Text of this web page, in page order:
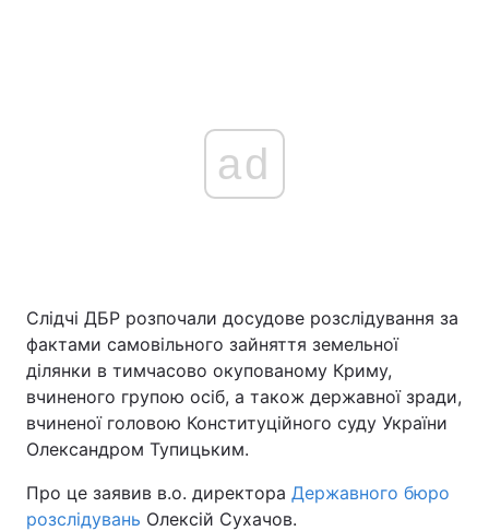
ad
Слідчі ДБР розпочали досудове розслідування за
фактами самовільного зайняття земельної
ділянки в тимчасово окупованому Криму,
вчиненого групою осіб, а також державної зради,
вчиненої головою Конституційного суду України
Олександром Тупицьким.
Про це заявив в.о. директора Державного бюро
розслідувань Олексій Сухачов.